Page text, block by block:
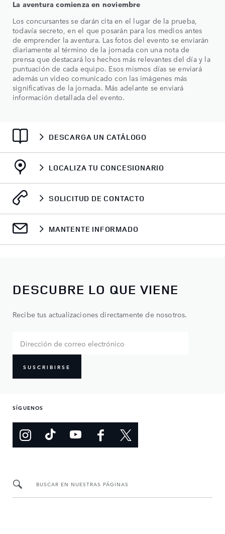
La aventura comienza en noviembre
Los concursantes se darán cita en el lugar de la prueba,
todavía secreto, en el que posarán para los medios antes
de emprender la aventura. Las fotos del evento se enviarán
diariamente al término de la jornada con una nota de
prensa que destacará los hechos más relevantes del día y la
puntuación de cada equipo. Esos mismos días se enviará
además un video comunicado con las imágenes más
significativas de la jornada. Más adelante se enviará
información detallada del evento.
DESCARGA UN CATÁLOGO
LOCALIZA TU CONCESIONARIO
SOLICITUD DE CONTACTO
MANTENTE INFORMADO
DESCUBRE LO QUE VIENE
Recibe tus actualizaciones directamente de nosotros.
SUSCRIBIRSE
SÍGUENOS
BUSCAR EN NUESTRAS PÁGINAS